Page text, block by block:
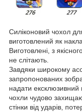
Силіконовий чохол
виготовлений як
Виготовлені, з
не слітають.
Завдяки широкому
запропонованих
надати
чохли чудово
стінки від ударів,